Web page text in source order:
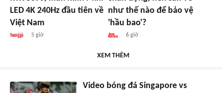
LED 4K 240Hz đầu tiên về
Việt Nam
5 giờ
như thế nào để bảo vệ
'hầu bao'?
6 giờ
XEM THÊM
Video bóng đá Singapore vs